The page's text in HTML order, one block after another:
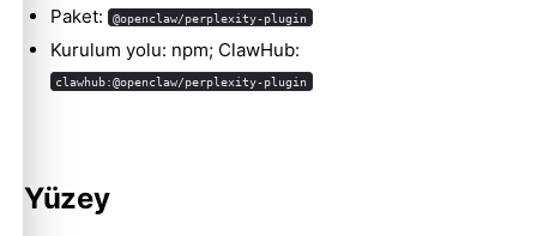
Paket: @openclaw/perplexity-plugin
Kurulum yolu: npm; ClawHub:
clawhub:@openclaw/perplexity-plugin
Yüzey